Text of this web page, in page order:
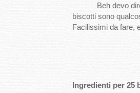
Beh devo dire
biscotti sono
Facilissimi da fare,
Ingredienti per 25